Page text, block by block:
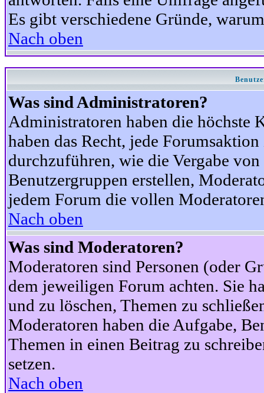
Es gibt verschiedene Gründe,
Nach oben
Was sind Administratoren?
Administratoren haben die höchste
haben das Recht, jede
durchzuführen, wie die Vergabe
Benutzergruppen erstellen,
jedem Forum die vollen
Nach oben
Was sind Moderatoren?
Moderatoren sind Personen (oder
dem jeweiligen Forum achten. Sie
und zu löschen, Themen zu
Moderatoren haben die Aufgabe,
Themen in einen Beitrag zu
setzen.
Nach oben